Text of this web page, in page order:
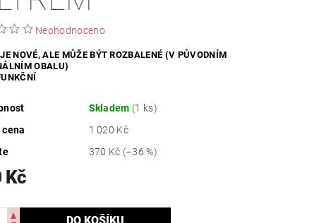
Neohodnoceno
NOVÉ, ALE MŮŽE BÝT ROZBALENÉ (V PŮVODNÍM
OBALU)
Skladem (1 ks)
cena
1 020 Kč
370 Kč (–36 %)
Kč